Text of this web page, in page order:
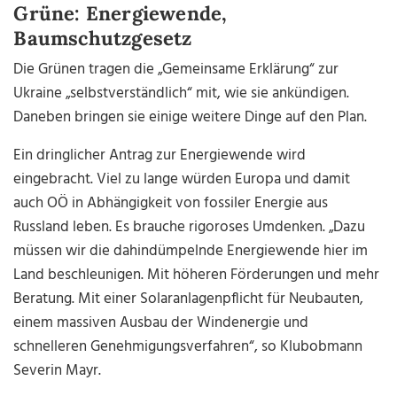
Grüne: Energiewende,
Baumschutzgesetz
Die Grünen tragen die „Gemeinsame Erklärung“ zur
Ukraine „selbstverständlich“ mit, wie sie ankündigen.
Daneben bringen sie einige weitere Dinge auf den Plan.
Ein dringlicher Antrag zur Energiewende wird
eingebracht. Viel zu lange würden Europa und damit
auch OÖ in Abhängigkeit von fossiler Energie aus
Russland leben. Es brauche rigoroses Umdenken. „Dazu
müssen wir die dahindümpelnde Energiewende hier im
Land beschleunigen. Mit höheren Förderungen und mehr
Beratung. Mit einer Solaranlagenpflicht für Neubauten,
einem massiven Ausbau der Windenergie und
schnelleren Genehmigungsverfahren“, so Klubobmann
Severin Mayr.